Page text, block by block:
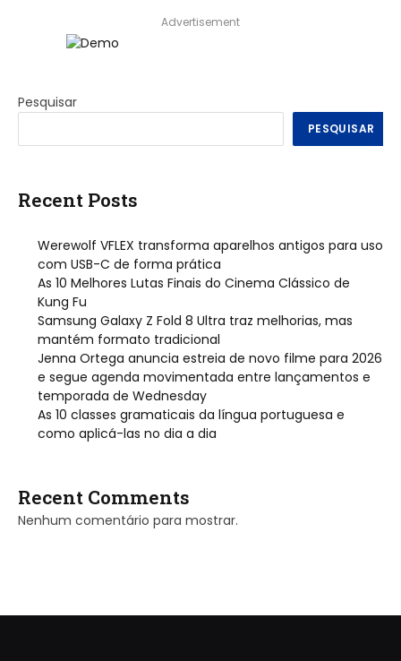
Advertisement
Pesquisar
PESQUISAR
Recent Posts
Werewolf VFLEX transforma aparelhos antigos para uso
com USB-C de forma prática
As 10 Melhores Lutas Finais do Cinema Clássico de
Kung Fu
Samsung Galaxy Z Fold 8 Ultra traz melhorias, mas
mantém formato tradicional
Jenna Ortega anuncia estreia de novo filme para 2026
e segue agenda movimentada entre lançamentos e
temporada de Wednesday
As 10 classes gramaticais da língua portuguesa e
como aplicá-las no dia a dia
Recent Comments
Nenhum comentário para mostrar.